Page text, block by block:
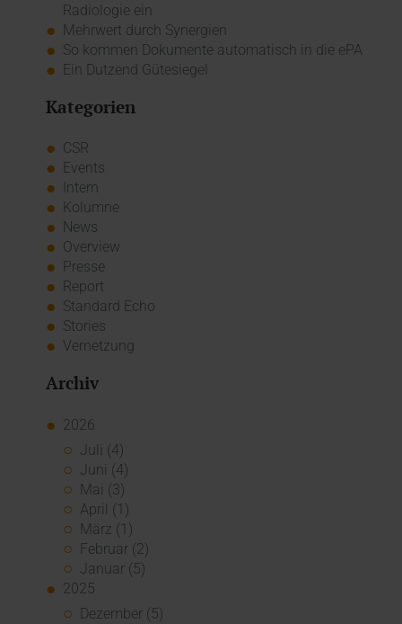
Radiologie ein
Mehrwert durch Synergien
So kommen Dokumente automatisch in die ePA
Ein Dutzend Gütesiegel
Kategorien
CSR
Events
Intern
Kolumne
News
Overview
Presse
Report
Standard Echo
Stories
Vernetzung
Archiv
2026
Juli (4)
Juni (4)
Mai (3)
April (1)
März (1)
Februar (2)
Januar (5)
2025
Dezember (5)